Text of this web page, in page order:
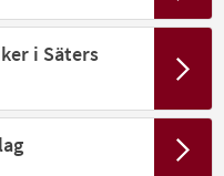
i Säters